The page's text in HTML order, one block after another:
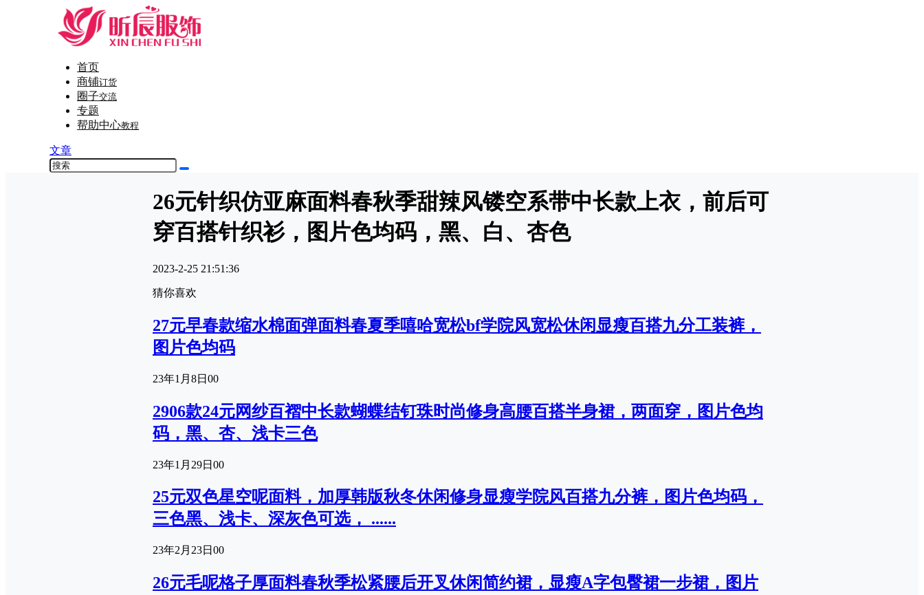
首页
商铺订货
圈子交流
专题
帮助中心教程
文章
26元针织仿亚麻面料春秋季甜辣风镂空系带中长款上衣，前后可
穿百搭针织衫，图片色均码，黑、白、杏色
2023-2-25 21:51:36
猜你喜欢
27元早春款缩水棉面弹面料春夏季嘻哈宽松bf学院风宽松休闲显瘦百搭九分工装裤，
图片色均码
23年1月8日 00
2906款24元网纱百褶中长款蝴蝶结钉珠时尚修身高腰百搭半身裙，两面穿，图片色均
码，黑、杏、浅卡三色
23年1月29日 00
25元双色星空呢面料，加厚韩版秋冬休闲修身显瘦学院风百搭九分裤，图片色均码，
三色黑、浅卡、深灰色可选， ......
23年2月23日 00
26元毛呢格子厚面料春秋季松紧腰后开叉休闲简约裙，显瘦A字包臀裙一步裙，图片